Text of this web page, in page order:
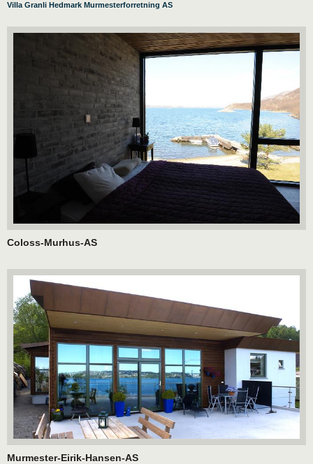
Villa Granli Hedmark Murmesterforretning AS
Coloss-Murhus-AS
Murmester-Eirik-Hansen-AS